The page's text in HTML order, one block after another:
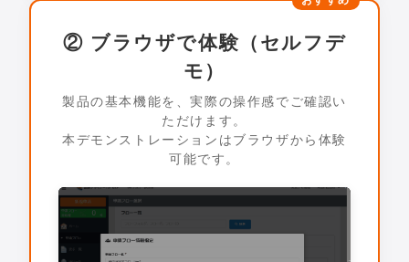
② ブラウザで体験（セルフデ
モ）
製品の基本機能を、実際の操作感でご確認い
ただけます。
本デモンストレーションはブラウザから体験
可能です。